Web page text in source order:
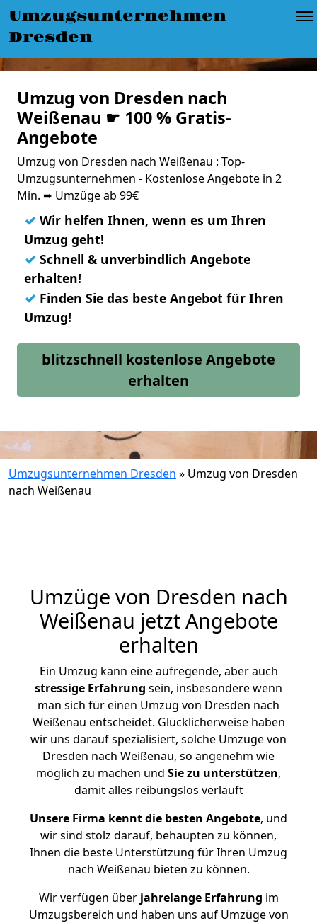
Umzugsunternehmen
Dresden
Umzug von Dresden nach
Weißenau ☛ 100 % Gratis-
Angebote
Umzug von Dresden nach Weißenau : Top-
Umzugsunternehmen - Kostenlose Angebote in 2
Min. ➨ Umzüge ab 99€
✓ Wir helfen Ihnen, wenn es um Ihren
Umzug geht!
✓ Schnell & unverbindlich Angebote
erhalten!
✓ Finden Sie das beste Angebot für Ihren
Umzug!
blitzschnell kostenlose Angebote
erhalten
Umzugsunternehmen Dresden » Umzug von Dresden
nach Weißenau
Umzüge von Dresden nach
Weißenau jetzt Angebote
erhalten
Ein Umzug kann eine aufregende, aber auch
stressige Erfahrung sein, insbesondere wenn
man sich für einen Umzug von Dresden nach
Weißenau entscheidet. Glücklicherweise haben
wir uns darauf spezialisiert, solche Umzüge von
Dresden nach Weißenau, so angenehm wie
möglich zu machen und Sie zu unterstützen,
damit alles reibungslos verläuft
Unsere Firma kennt die besten Angebote, und
wir sind stolz darauf, behaupten zu können,
Ihnen die beste Unterstützung für Ihren Umzug
nach Weißenau bieten zu können.
Wir verfügen überjahrelange Erfahrung im
Umzugsbereich und haben uns auf Umzüge von